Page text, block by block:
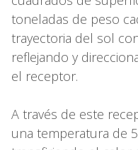
toneladas de peso
trayectoria del sol
reflejando y
el receptor.
A través de este
una temperatura de